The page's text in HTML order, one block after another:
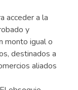
acceder a la
y
monto igual o
destinados a
aliados